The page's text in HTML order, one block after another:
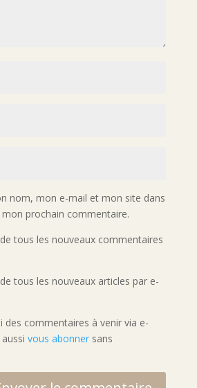
nom, mon e-mail et mon site dans
prochain commentaire.
tous les nouveaux commentaires
tous les nouveaux articles par e-
des commentaires à venir via e-
vous abonnersans